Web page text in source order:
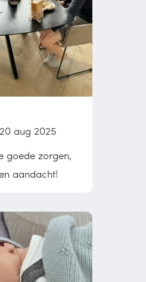
aug 2025
goede zorgen,
aandacht!